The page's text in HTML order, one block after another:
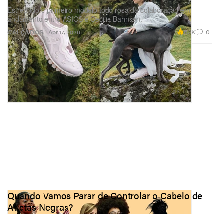
CALÇADOS
Estreando o primeiro modelo todo rosa da colaboração em
andamento entre ASICS e Cecilie Bahnsen.
Apr 17, 2026 6.1K 0
Quando Vamos Parar de Controlar o Cabelo de
Atletas Negras?